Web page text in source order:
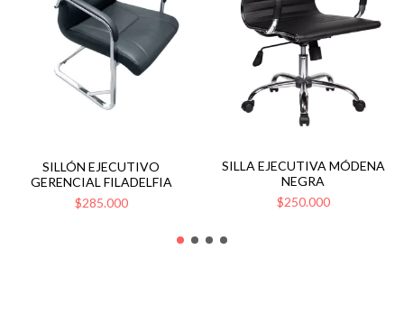
SILLÓN EJECUTIVO
GERENCIAL FILADELFIA
$285.000
SILLA EJECUTIVA MÓDENA
NEGRA
$250.000